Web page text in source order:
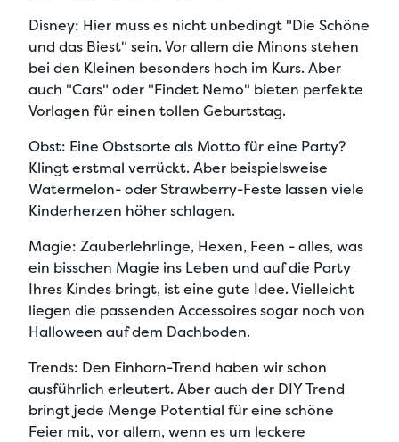
Disney: Hier muss es nicht unbedingt "Die Schöne
und das Biest" sein. Vor allem die Minons stehen
bei den Kleinen besonders hoch im Kurs. Aber
auch "Cars" oder "Findet Nemo" bieten perfekte
Vorlagen für einen tollen Geburtstag.
Obst: Eine Obstsorte als Motto für eine Party?
Klingt erstmal verrückt. Aber beispielsweise
Watermelon- oder Strawberry-Feste lassen viele
Kinderherzen höher schlagen.
Magie: Zauberlehrlinge, Hexen, Feen - alles, was
ein bisschen Magie ins Leben und auf die Party
Ihres Kindes bringt, ist eine gute Idee. Vielleicht
liegen die passenden Accessoires sogar noch von
Halloween auf dem Dachboden.
Trends: Den Einhorn-Trend haben wir schon
ausführlich erleutert. Aber auch der DIY Trend
bringt jede Menge Potential für eine schöne
Feier mit, vor allem, wenn es um leckere